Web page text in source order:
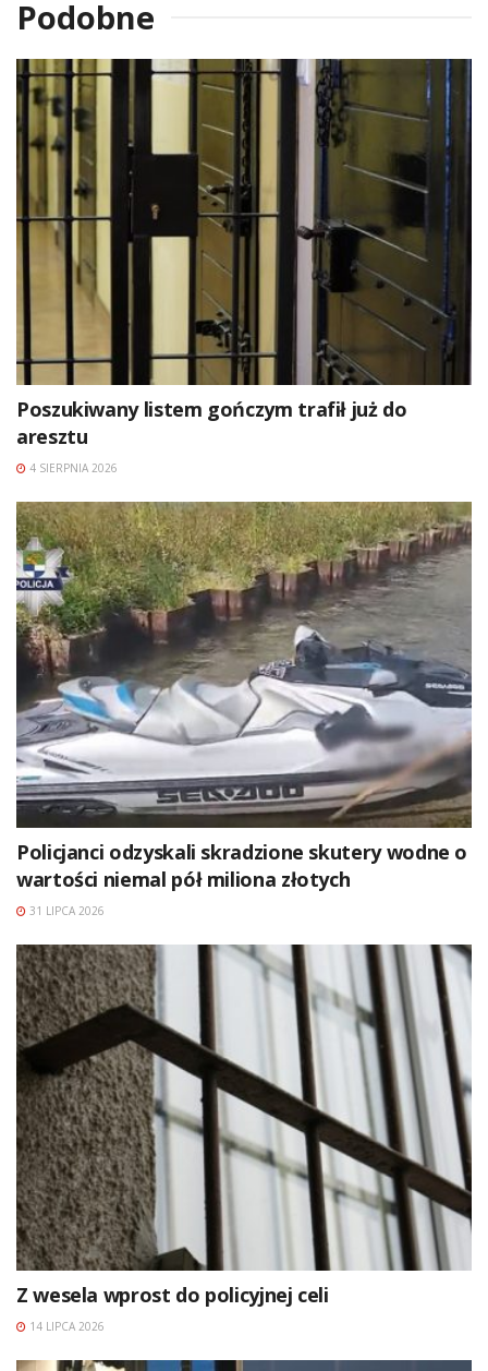
Podobne
Poszukiwany listem gończym trafił już do
aresztu
4 SIERPNIA 2026
Policjanci odzyskali skradzione skutery wodne o
wartości niemal pół miliona złotych
31 LIPCA 2026
Z wesela wprost do policyjnej celi
14 LIPCA 2026